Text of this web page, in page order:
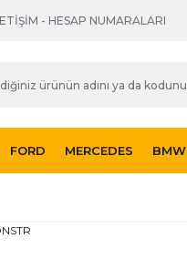
- HESAP NUMARALARI
FORD MERCEDES BMW